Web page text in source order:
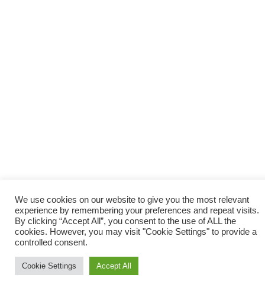
We use cookies on our website to give you the most relevant
experience by remembering your preferences and repeat visits.
By clicking “Accept All”, you consent to the use of ALL the
cookies. However, you may visit "Cookie Settings" to provide a
controlled consent.
Cookie Settings Accept All